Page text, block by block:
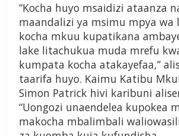
“Kocha huyo msaidizi ataanza
maandalizi ya msimu mpya wa
kocha mkuu kupatikana
lake litachukua muda mrefu
kumpata kocha atakayefaa,”
taarifa huyo. Kaimu Katibu
Simon Patrick hivi karibuni
“Uongozi unaendelea kupokea
makocha mbalimbali